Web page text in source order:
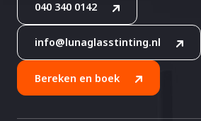
040 340 0142
info@lunaglasstinting.nl
Bereken en boek